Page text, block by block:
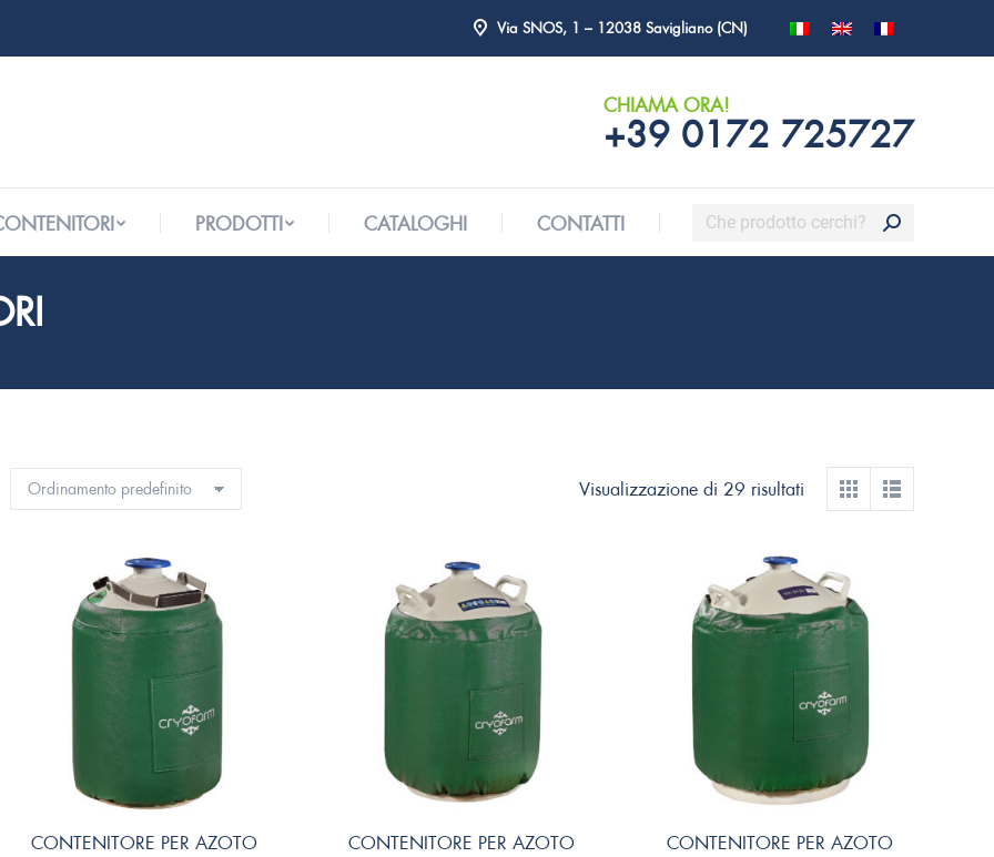
Via SNOS, 1 – 12038 Savigliano (CN)
CHIAMA ORA!
+39 0172 725727
PRODOTTI CATALOGHI CONTATTI Cerca:
Visualizzazione di 29 risultati
CONTENITORE PER AZOTO
CONTENITORE PER AZOTO
CONTENITORE PER AZOTO
CONTATTI Cerca: